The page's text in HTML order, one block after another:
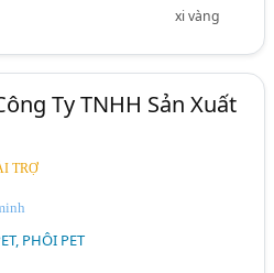
xi vàng
Ty TNHH Sản Xuất
TRỢ
PHÔI PET